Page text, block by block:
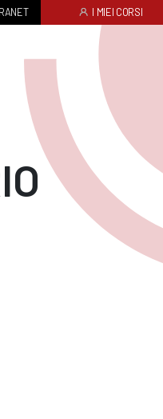
I MIEI CORSI